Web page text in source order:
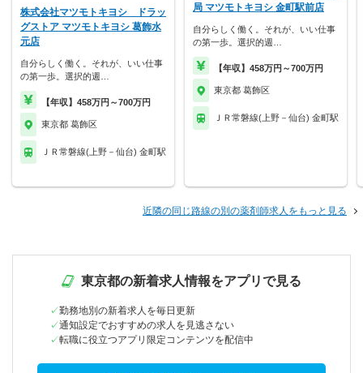
株式会社マツモトキヨシ ドラッ
グストア マツモトキヨシ 葛飾水
元店
自分らしく働く。それが、いい仕事
の第一歩。選択的週…
【年収】458万円～700万円
東京都 葛飾区
ＪＲ常磐線(上野－仙台) 金町駅
局 マツモトキヨシ 金町駅前店
自分らしく働く。それが、いい仕事
の第一歩。選択的週…
【年収】458万円～700万円
東京都 葛飾区
ＪＲ常磐線(上野－仙台) 金町駅
近隣の同じ路線の別の薬剤師求人をもっと見る
東京都の新着求人情報をアプリで見る
勤務地別の新着求人を毎日更新
通知設定でおすすめの求人を見逃さない
転職に役立つアプリ限定コンテンツを配信中